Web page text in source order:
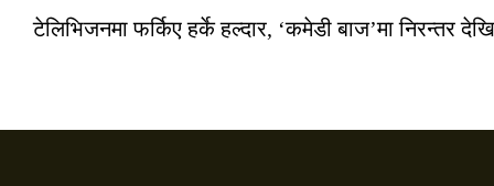
टेलिभिजनमा फर्किए हर्के हल्दार, ‘कमेडी बाज’मा निरन्तर